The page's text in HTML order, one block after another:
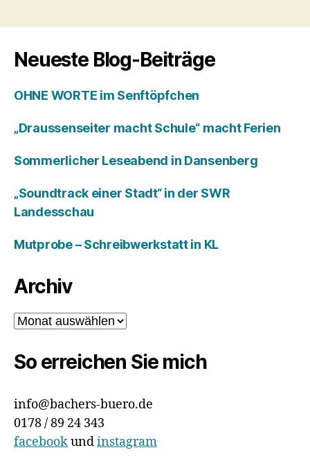
Neueste Blog-Beiträge
OHNE WORTE im Senftöpfchen
„Draussenseiter macht Schule“ macht Ferien
Sommerlicher Leseabend in Dansenberg
„Soundtrack einer Stadt“ in der SWR
Landesschau
Mutprobe – Schreibwerkstatt in KL
Archiv
Archiv
So erreichen Sie mich
info@bachers-buero.de
0178 / 89 24 343
facebookundinstagram